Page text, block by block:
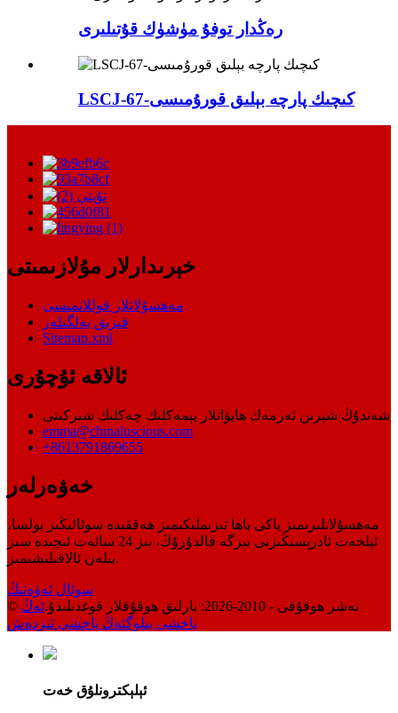
رەڭدار توفۇ مۈشۈك قۇتىلىرى
LSCJ-67-كىچىك پارچە بېلىق قورۇمىسى
خېرىدارلار مۇلازىمىتى
مەھسۇلاتلار قوللانمىسى
قىزىق بەلگىلەر
Sitemap.xml
ئالاقە ئۇچۇرى
شەندۇڭ شېرىن ئەرمەك ھايۋانلار يېمەكلىك چەكلىك شىركىتى
emma@chinaluscious.com
+8613791869655
خەۋەرلەر
مەھسۇلاتلىرىمىز ياكى باھا تىزىملىكىمىز ھەققىدە سوئالىڭىز بولسا،
ئېلخەت ئادرېسىڭىزنى بىزگە قالدۇرۇڭ، بىز 24 سائەت ئىچىدە سىز
بىلەن ئالاقىلىشىمىز.
سوئال ئەۋەتىڭ
© نەشر ھوقۇقى - 2010-2026: بارلىق ھوقۇقلار قوغدىلىدۇ.
ئەڭ
ياخشى بىلوگئەڭ ياخشى ئىزدەش
ئېلېكترونلۇق خەت